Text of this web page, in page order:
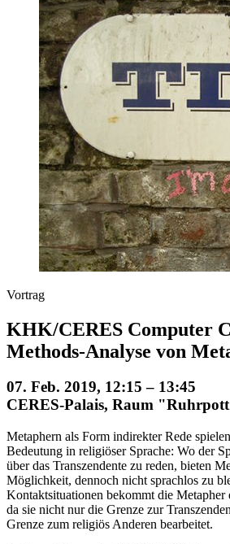
Vortrag
KHK/CERES Computer
Methods-Analyse von
07. Feb. 2019, 12:15 – 13:45
CERES-Palais, Raum
Metaphern als Form indirekter Rede
Bedeutung in religiöser Sprache: Wo der
über das Transzendente zu reden, bieten
Möglichkeit, dennoch nicht sprachlos zu
Kontaktsituationen bekommt die Metapher
da sie nicht nur die Grenze zur
Grenze zum religiös Anderen bearbeitet.